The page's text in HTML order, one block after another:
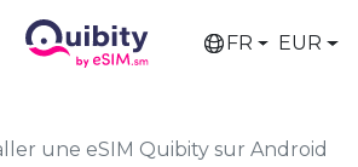
FR EUR
une eSIM Quibity sur Android